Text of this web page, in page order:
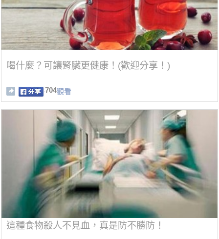
喝什麼？可讓腎臟更健康！(歡迎分享！)
704觀看
這種食物殺人不見血，真是防不勝防！